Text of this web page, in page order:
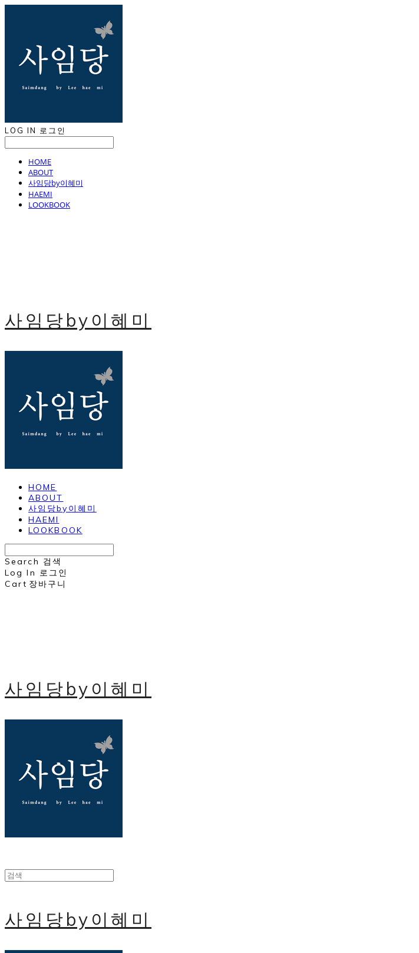
LOG IN 로그인
HOME
ABOUT
사임당by이혜미
HAEMI
LOOKBOOK
사임당by이혜미
HOME
ABOUT
사임당by이혜미
HAEMI
LOOKBOOK
Search 검색
Log In 로그인
Cart 장바구니
사임당by이혜미
사임당by이혜미